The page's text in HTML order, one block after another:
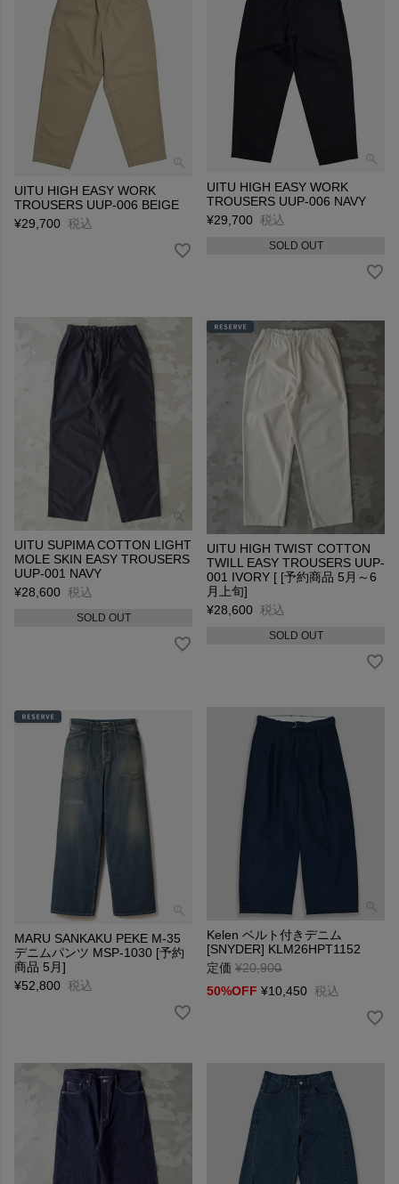
UITU HIGH EASY WORK
TROUSERS UUP-006 BEIGE
¥29,700 税込
UITU HIGH EASY WORK
TROUSERS UUP-006 NAVY
¥29,700 税込
SOLD OUT
UITU SUPIMA COTTON LIGHT
MOLE SKIN EASY TROUSERS
UUP-001 NAVY
¥28,600 税込
SOLD OUT
UITU HIGH TWIST COTTON
TWILL EASY TROUSERS UUP-
001 IVORY [ [予約商品 5月～6
月上旬]
¥28,600 税込
SOLD OUT
MARU SANKAKU PEKE M-35
デニムパンツ MSP-1030 [予約
商品 5月]
¥52,800 税込
Kelen ベルト付きデニム
[SNYDER] KLM26HPT1152
定価 ¥20,900
→
50%OFF ¥10,450 税込